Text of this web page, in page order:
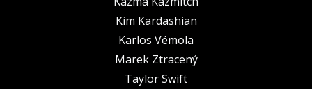
Kim Kardashian
Karlos Vémola
Marek Ztracený
Taylor Swift